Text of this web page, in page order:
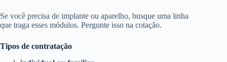
Se você precisa de implante ou aparelho, busque uma linha
que traga esses módulos. Pergunte isso na cotação.
Tipos de contratação